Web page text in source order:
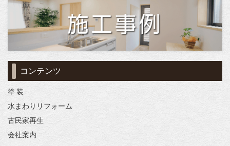
コンテンツ
塗 装
水まわりリフォーム
古民家再生
会社案内